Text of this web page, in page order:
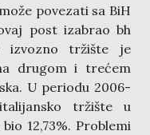
povezati sa BiH
post izabrao bh
izvozno tržište je
drugom i trećem
U periodu 2006-
tržište u
12,73%. Problemi